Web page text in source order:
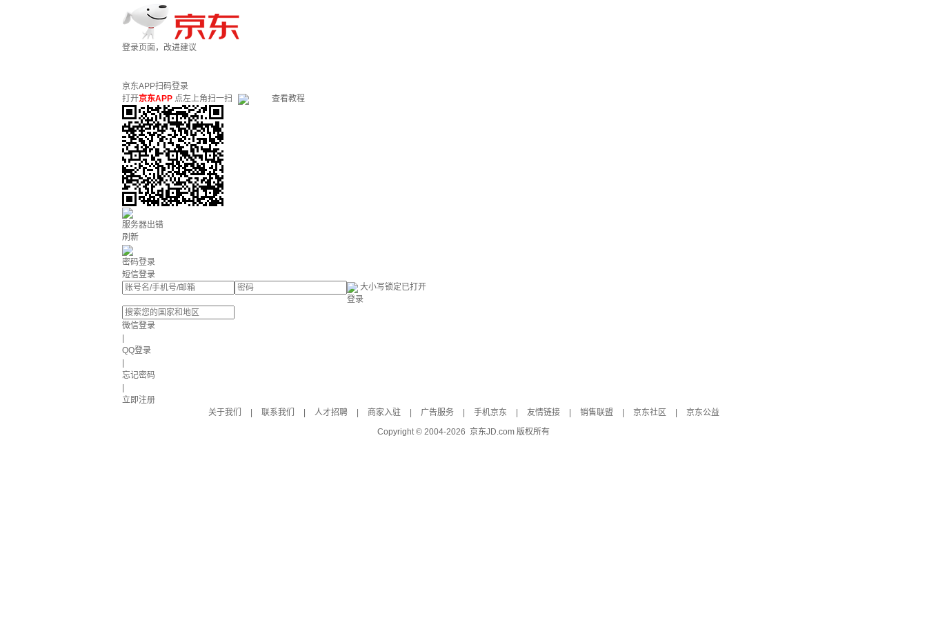
登录页面，改进建议
京东APP扫码登录
打开京东APP 点左上角扫一扫 查看教程
服务器出错
刷新
密码登录
短信登录
大小写锁定已打开
登录
微信登录
QQ登录
忘记密码
立即注册
关于我们
联系我们 人才招聘 商家入驻 广告服务 手机京东 友情链接 销售联盟 京东社区
京东公益
Copyright © 2004-2026 京东JD.com 版权所有